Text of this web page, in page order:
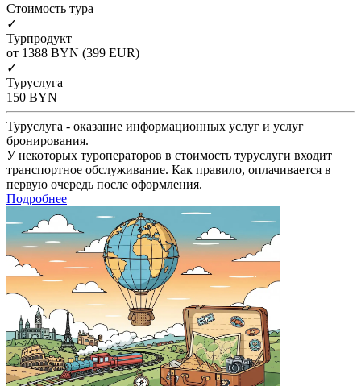
Cтоимость тура
✓
Турпродукт
от 1388 BYN (399 EUR)
✓
Туруслуга
150 BYN
Туруслуга - оказание информационных услуг и услуг
бронирования.
У некоторых туроператоров в стоимость туруслуги входит
транспортное обслуживание. Как правило, оплачивается в
первую очередь после оформления.
Подробнее